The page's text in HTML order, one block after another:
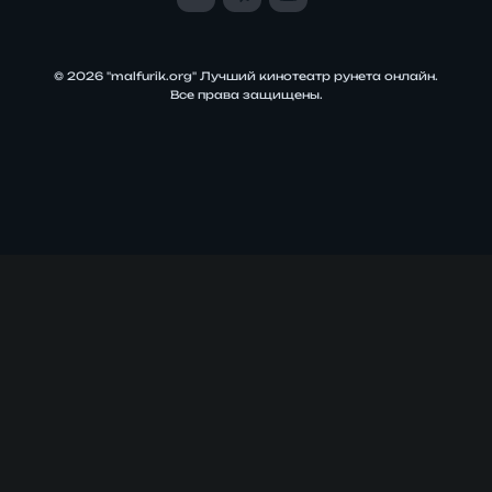
© 2026 "malfurik.org" Лучший кинотеатр рунета онлайн.
Все права защищены.